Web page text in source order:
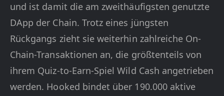
und ist damit die am zweithäufigsten genutzte
DApp der Chain. Trotz eines jüngsten
Rückgangs zieht sie weiterhin zahlreiche On-
Chain-Transaktionen an, die größtenteils von
ihrem Quiz-to-Earn-Spiel Wild Cash angetrieben
werden. Hooked bindet über 190.000 aktive